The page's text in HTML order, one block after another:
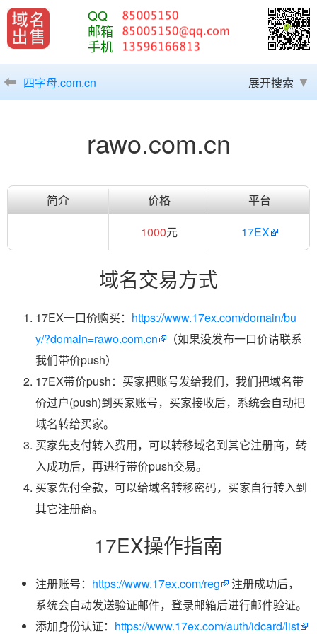
QQ
邮箱
手机
四字母.com.cn 展开搜索
rawo.com.cn
简介 价格
平台
1000元 17EX
域名交易方式
17EX一口价购买： https://www.17ex.com/domain/bu
y/?domain=rawo.com.cn
（如果没发布一口价请联系
我们带价push）
17EX带价push：买家把账号发给我们，我们把域名带
价过户(push)到买家账号，买家接收后，系统会自动把
域名转给买家。
买家先支付转入费用，可以转移域名到其它注册商，转
入成功后，再进行带价push交易。
买家先付全款，可以给域名转移密码，买家自行转入到
其它注册商。
17EX操作指南
注册账号： https://www.17ex.com/reg
注册成功后，
系统会自动发送验证邮件，登录邮箱后进行邮件验证。
添加身份认证： https://www.17ex.com/auth/idcard/list